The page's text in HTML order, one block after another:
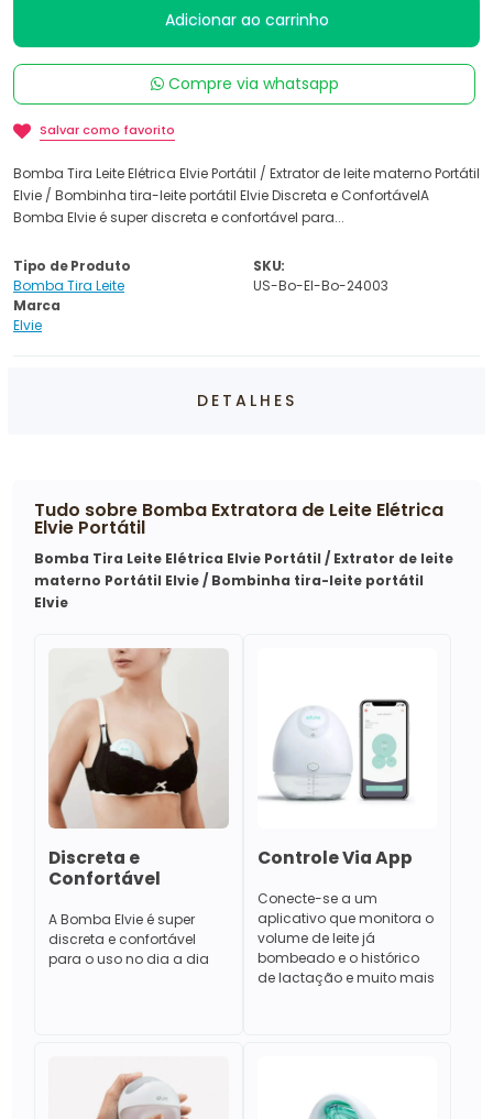
Adicionar ao carrinho
Compre via whatsapp
Salvar como favorito
Bomba Tira Leite Elétrica Elvie Portátil / Extrator de leite materno Portátil
Elvie / Bombinha tira-leite portátil Elvie Discreta e ConfortávelA
Bomba Elvie é super discreta e confortável para...
Tipo de Produto
Bomba Tira Leite
Marca
Elvie
SKU:
US-Bo-El-Bo-24003
DETALHES
Tudo sobre Bomba Extratora de Leite Elétrica
Elvie Portátil
Bomba Tira Leite Elétrica Elvie Portátil / Extrator de leite
materno Portátil Elvie / Bombinha tira-leite portátil
Elvie
Discreta e
Confortável
A Bomba Elvie é super
discreta e confortável
para o uso no dia a dia
Controle Via App
Conecte-se a um
aplicativo que monitora o
volume de leite já
bombeado e o histórico
de lactação e muito mais